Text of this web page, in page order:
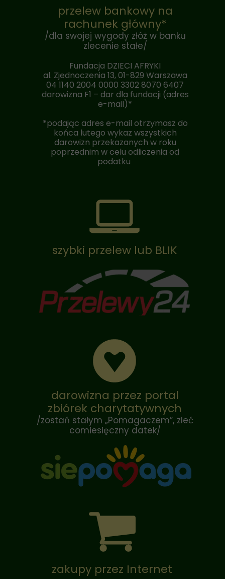
zakupy przez Internet
darowizna przez portal
zbiórek charytatywnych
/zostań stałym „Pomagaczem”, zleć
comiesięczny datek/
szybki przelew lub BLIK
przelew bankowy na
rachunek główny*
/dla swojej wygody złóż w banku
zlecenie stałe/
Fundacja DZIECI AFRYKI
al. Zjednoczenia 13, 01-829 Warszawa
04 1140 2004 0000 3302 8070 6407
darowizna F1 – dar dla fundacji (adres
e-mail)*
*podając adres e-mail otrzymasz do
końca lutego wykaz wszystkich
darowizn przekazanych w roku
poprzednim w celu odliczenia od
podatku